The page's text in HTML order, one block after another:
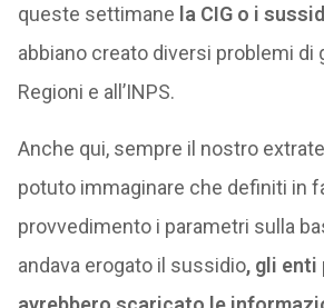
queste settimane la CIG o i
abbiano creato diversi problemi di
Regioni e all’INPS.
Anche qui, sempre il nostro
potuto immaginare che definiti in
provvedimento i parametri sulla
andava erogato il sussidio, gli enti